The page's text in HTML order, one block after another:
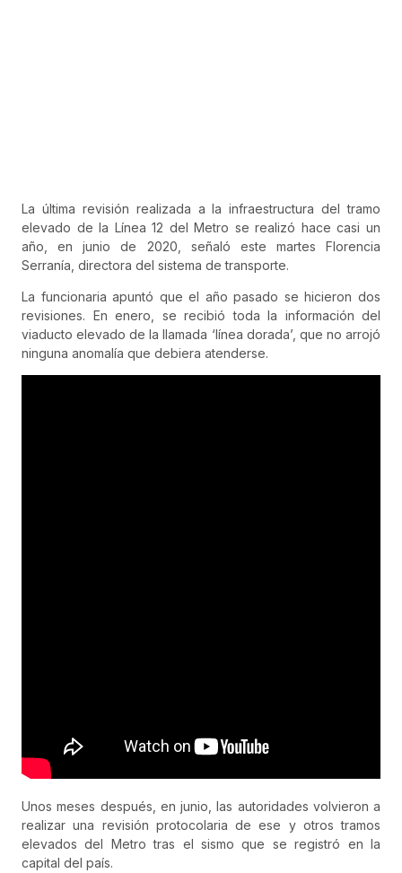
La última revisión realizada a la infraestructura del tramo
elevado de la Línea 12 del Metro se realizó hace casi un
año, en junio de 2020, señaló este martes Florencia
Serranía, directora del sistema de transporte.
La funcionaria apuntó que el año pasado se hicieron dos
revisiones. En enero, se recibió toda la información del
viaducto elevado de la llamada ‘línea dorada’, que no arrojó
ninguna anomalía que debiera atenderse.
Unos meses después, en junio, las autoridades volvieron a
realizar una revisión protocolaria de ese y otros tramos
elevados del Metro tras el sismo que se registró en la
capital del país.